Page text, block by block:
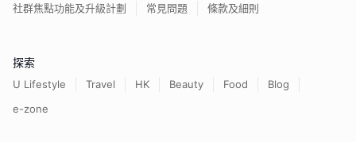
社群焦點功能及升級計劃
常見問題 條款及細則
探索
U Lifestyle Travel HK Beauty Food
Blog
e-zone